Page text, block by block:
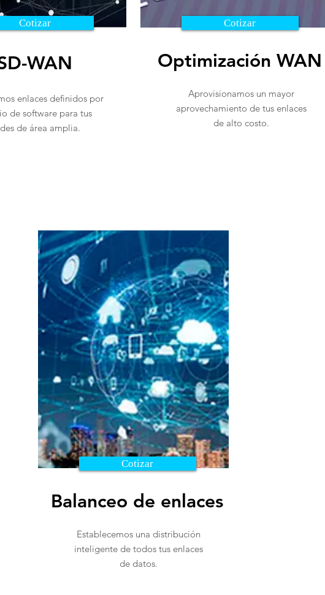
Cotizar
WAN
enlaces definidos por
de software para tus
de área amplia.
Cotizar
Optimización WAN
Aprovisionamos un mayor
aprovechamiento de tus enlaces
de alto costo.
Cotizar
Balanceo de enlaces
Establecemos una distribución
inteligente de todos tus enlaces
de datos.